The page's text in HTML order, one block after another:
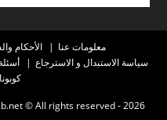
معلومات عنا الأحكام
سياسة الاستبدال و الاسترجاع